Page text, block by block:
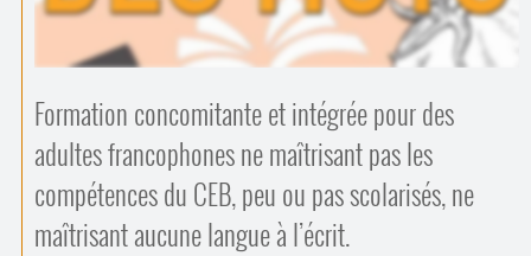
Formation concomitante et intégrée pour des
adultes francophones ne maîtrisant pas les
compétences du CEB, peu ou pas scolarisés, ne
maîtrisant aucune langue à l’écrit.